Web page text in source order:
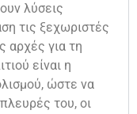
λύσεις
τις ξεχωριστές
αρχές για τη
είναι η
ώστε να
του, οι